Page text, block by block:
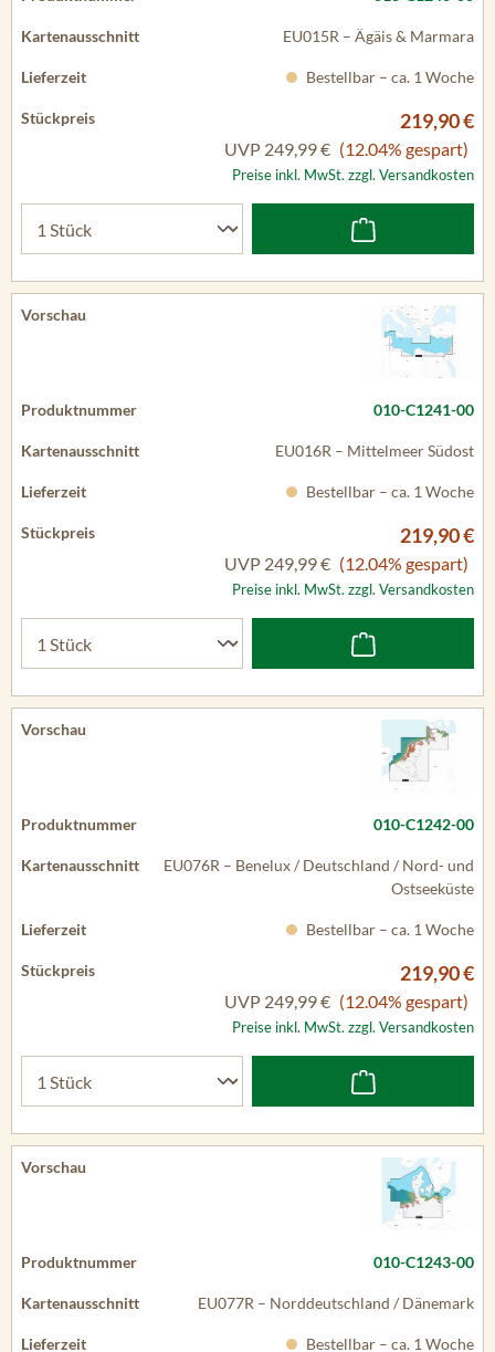
EU015R – Ägäis & Marmara
Bestellbar – ca. 1 Woche
219,90 €
UVP 249,99 € (12.04% gespart)
Preise inkl. MwSt. zzgl. Versandkosten
010-C1241-00
EU016R – Mittelmeer Südost
Bestellbar – ca. 1 Woche
219,90 €
UVP 249,99 € (12.04% gespart)
Preise inkl. MwSt. zzgl. Versandkosten
010-C1242-00
EU076R – Benelux / Deutschland / Nord- und
Ostseeküste
Bestellbar – ca. 1 Woche
219,90 €
UVP 249,99 € (12.04% gespart)
Preise inkl. MwSt. zzgl. Versandkosten
010-C1243-00
EU077R – Norddeutschland / Dänemark
Bestellbar – ca. 1 Woche